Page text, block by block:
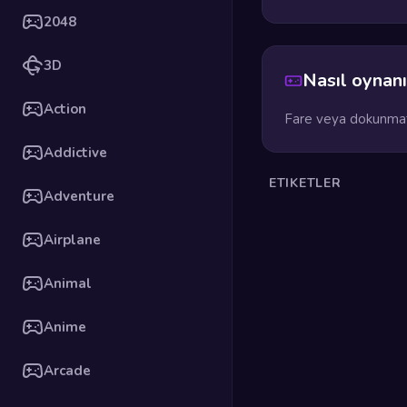
2048
3D
Action
Addictive
Adventure
Airplane
Animal
Anime
Arcade
Nasıl
Fare veya
ETIKETLER